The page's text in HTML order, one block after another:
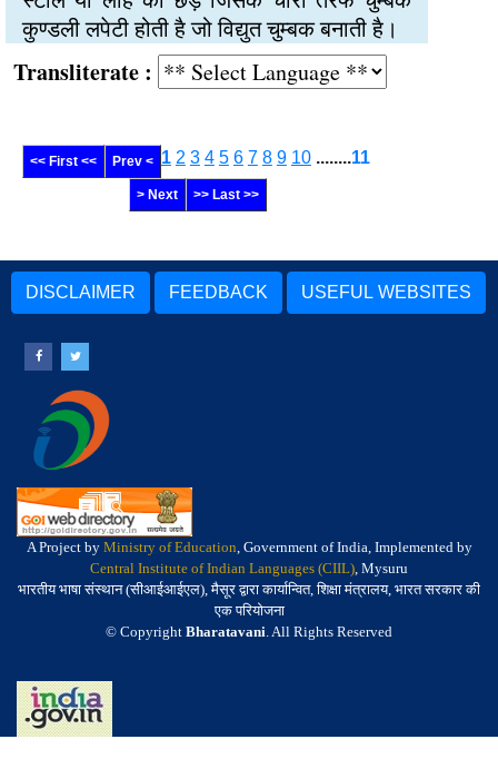
कुण्डली लपेटी होती है जो विद्युत चुम्बक बनाती है।
:
<< First << Prev < 1 2 3 4 5 6 7 8 9 10 ........11
> Next >> Last >>
DISCLAIMER FEEDBACK USEFUL WEBSITES
A Project by Ministry of Education, Government of India, Implemented by
Central Institute of Indian Languages (CIIL), Mysuru
भारतीय भाषा संस्थान (सीआईआईएल), मैसूर द्वारा कार्यान्वित, शिक्षा मंत्रालय, भारत सरकार की
एक परियोजना
© Copyright Bharatavani. All Rights Reserved